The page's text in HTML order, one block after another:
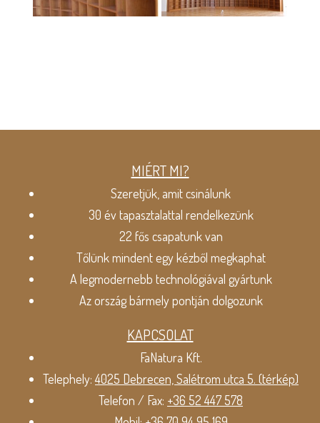
MIÉRT MI?
Szeretjük, amit csinálunk
30 év tapasztalattal rendelkezünk
22 fős csapatunk van
Tőlünk mindent egy kézből megkaphat
A legmodernebb technológiával gyártunk
Az ország bármely pontján dolgozunk
KAPCSOLAT
FaNatura Kft.
Telephely:4025 Debrecen, Salétrom utca 5. (térkép)
Telefon / Fax: +36 52 447 578